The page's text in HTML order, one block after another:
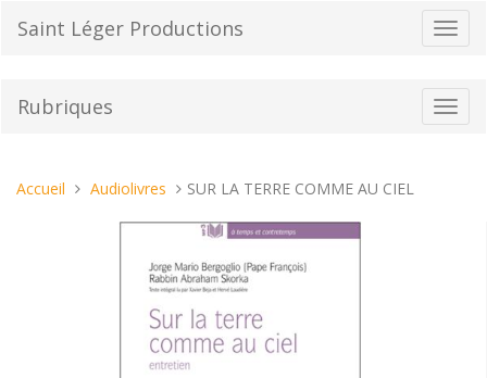
la
Saint Léger Productions
la
Rubriques
Vous
Accueil Audiolivres SUR LA TERRE COMME AU CIEL